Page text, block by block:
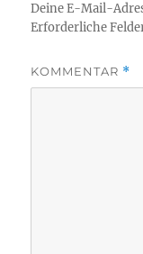
Deine E-Mail-
Erforderliche
KOMMENTAR *